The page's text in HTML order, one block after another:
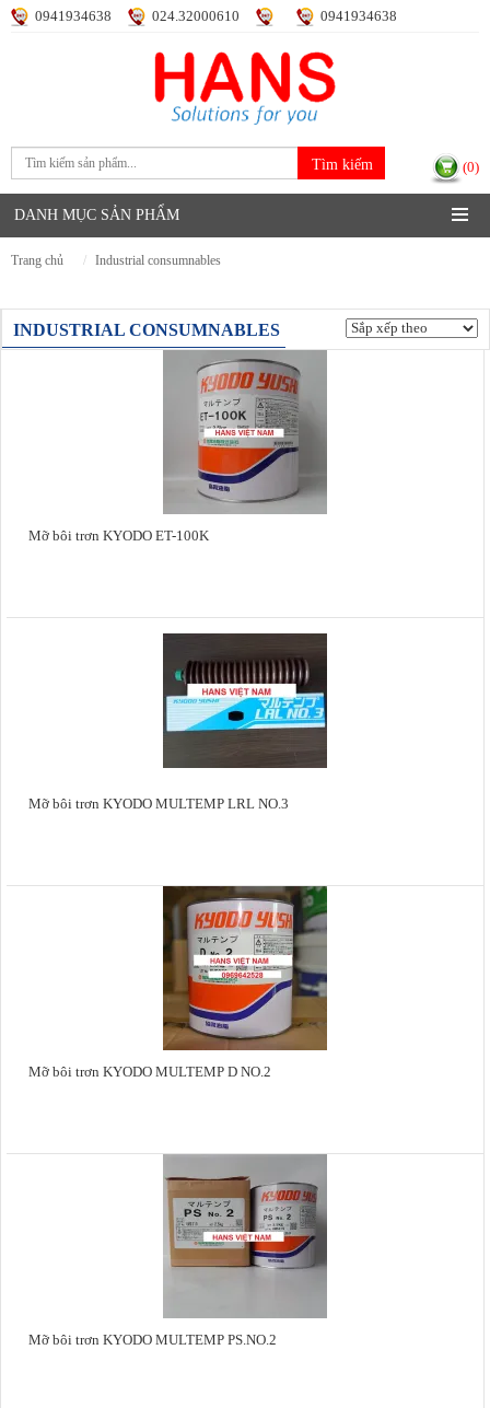
0941934638 024.32000610 0941934638
(0)
DANH MỤC SẢN PHẨM
trang chủ industrial consumnables
INDUSTRIAL CONSUMNABLES
Mỡ bôi trơn KYODO ET-100K
Mỡ bôi trơn KYODO MULTEMP LRL NO.3
Mỡ bôi trơn KYODO MULTEMP D NO.2
Mỡ bôi trơn KYODO MULTEMP PS.NO.2